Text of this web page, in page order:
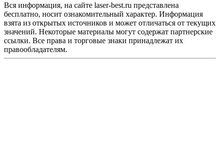
Вся информация, на сайте laser-best.ru представлена
бесплатно, носит ознакомительный характер. Информация
взята из открытых источников и может отличаться от текущих
значений. Некоторые материалы могут содержат партнерские
ссылки. Все права и торговые знаки принадлежат их
правообладателям.